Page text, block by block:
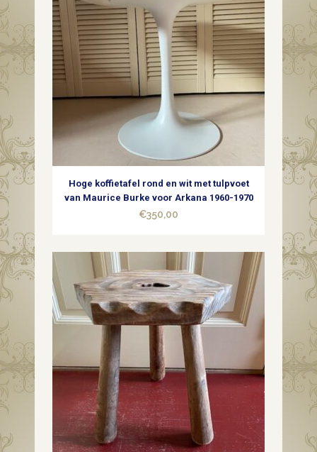
Hoge koffietafel rond en wit met tulpvoet
van Maurice Burke voor Arkana 1960-1970
€350,00